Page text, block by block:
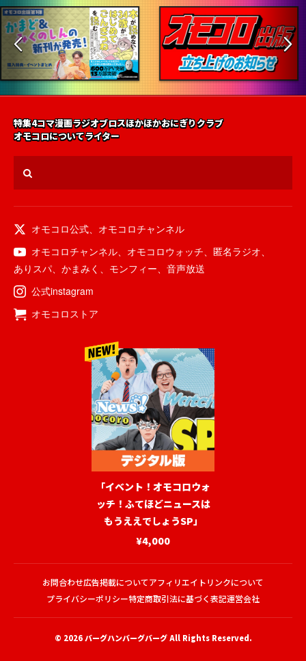
特集4コマ漫画ラジオブロスほかほかおにぎりクラブ
オモコロについてライター
オモコロ公式、 オモコロチャンネル
オモコロチャンネル、 オモコロウォッチ、 匿名ラジオ、
ありスパ、 かまみく 、 モンフィー、 音声放送
公式instagram
オモコロストア
「イベント！オモコロウォ
ッチ！ふてほどニュースは
もうええでしょうSP」
¥4,000
お問合わせ広告掲載についてアフィリエイトリンクについて
プライバシーポリシー特定商取引法に基づく表記運営会社
© 2026バーグハンバーグバーグAll Rights Reserved.